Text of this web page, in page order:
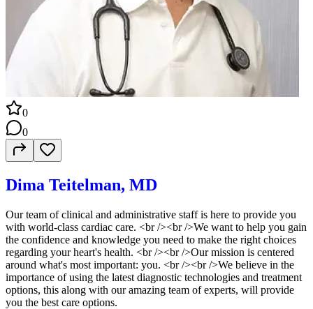
0
0
Dima Teitelman, MD
Our team of clinical and administrative staff is here to provide you
with world-class cardiac care. <br /><br />We want to help you gain
the confidence and knowledge you need to make the right choices
regarding your heart's health. <br /><br />Our mission is centered
around what's most important: you. <br /><br />We believe in the
importance of using the latest diagnostic technologies and treatment
options, this along with our amazing team of experts, will provide
you the best care options.